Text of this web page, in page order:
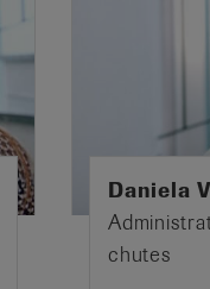
Daniela
chutes